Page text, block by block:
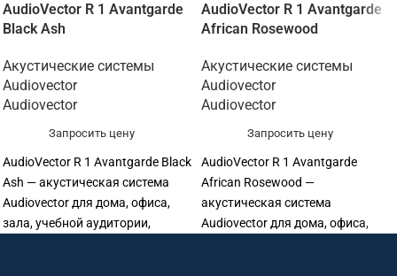
AudioVector R 1 Avantgarde
Black Ash
Акустические системы
Audiovector
Audiovector
Запросить цену
AudioVector R 1 Avantgarde Black
Ash — акустическая система
Audiovector для дома, офиса,
зала, учебной аудитории,
AudioVector R 1 Avantgarde
African Rosewood
Акустические системы
Audiovector
Audiovector
Запросить цену
AudioVector R 1 Avantgarde
African Rosewood —
акустическая система
Audiovector для дома, офиса,